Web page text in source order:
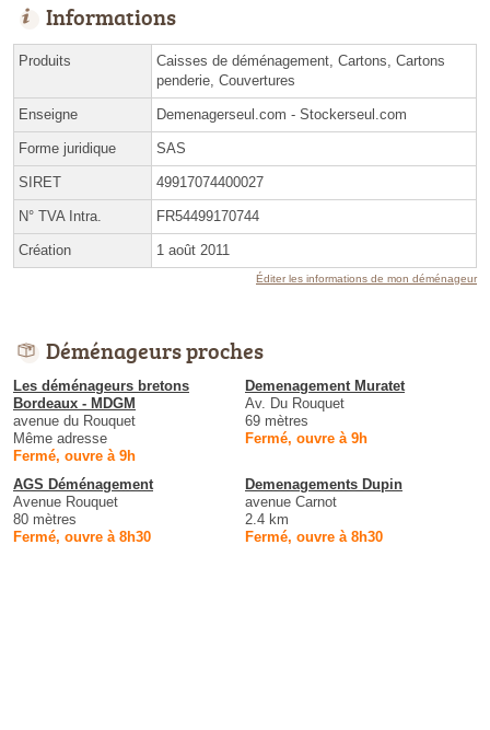
Informations
Produits
Caisses de déménagement, Cartons, Cartons
penderie, Couvertures
Enseigne Demenagerseul.com - Stockerseul.com
Forme juridique SAS
SIRET 49917074400027
N° TVA Intra. FR54499170744
Création 1 août 2011
Éditer les informations de mon déménageur
Déménageurs proches
Les déménageurs bretons
Bordeaux - MDGM
avenue du Rouquet
Même adresse
Fermé, ouvre à 9h
Demenagement Muratet
Av. Du Rouquet
69 mètres
Fermé, ouvre à 9h
AGS Déménagement
Avenue Rouquet
80 mètres
Fermé, ouvre à 8h30
Demenagements Dupin
avenue Carnot
2.4 km
Fermé, ouvre à 8h30